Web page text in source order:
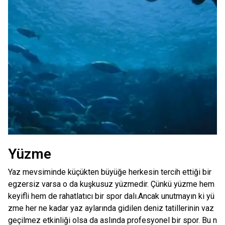
Yüzme
Yaz mevsiminde küçükten büyüğe herkesin tercih ettiği bir
egzersiz varsa o da kuşkusuz yüzmedir. Çünkü yüzme hem
keyifli hem de rahatlatıcı bir spor dalı.Ancak unutmayın ki yü
zme her ne kadar yaz aylarında gidilen deniz tatillerinin vaz
geçilmez etkinliği olsa da aslında profesyonel bir spor. Bu n